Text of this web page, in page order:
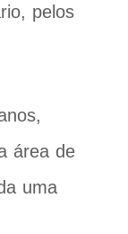
pelos
área de
uma